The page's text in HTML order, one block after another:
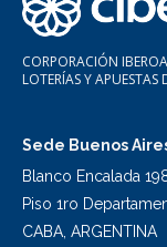
CORPORACIÓN
LOTERÍAS Y APUESTAS
Sede Buenos
Blanco Encalada
Piso 1ro
CABA, ARGENTINA